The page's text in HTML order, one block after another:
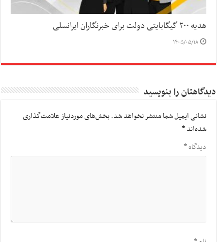
هدیه ۲۰۰ گیگابایتی دولت برای خبرنگاران ایرانسلی
۱۴۰۵/۰۵/۱۸
دیدگاهتان را بنویسید
نشانی ایمیل شما منتشر نخواهد شد.بخش‌های موردنیاز علامت‌گذاری
شده‌اند*
دیدگاه*